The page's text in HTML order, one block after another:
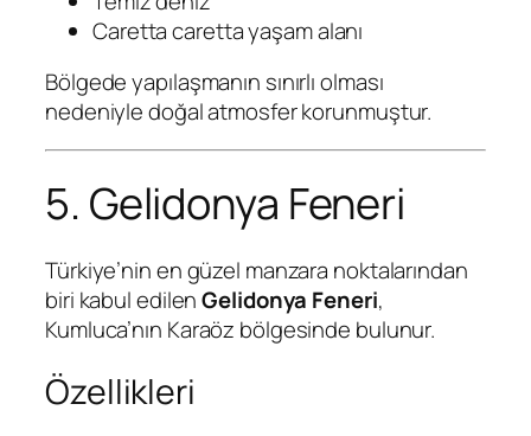
Caretta caretta yaşam alanı
Bölgede yapılaşmanın sınırlı olması
nedeniyle doğal atmosfer korunmuştur.
5. Gelidonya Feneri
Türkiye’nin en güzel manzara noktalarından
biri kabul edilenGelidonya Feneri,
Kumluca’nın Karaöz bölgesinde bulunur.
Özellikleri